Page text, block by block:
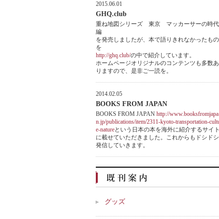
2015.06.01
GHQ.club
重ね地図シリーズ 東京 マッカーサーの時代
編
を発売しましたが、本で語りきれなかったもの
を
http://ghq.club/の中で紹介しています。
ホームページオリジナルのコンテンツも多数あ
りますので、是非ご一読を。
2014.02.05
BOOKS FROM JAPAN
BOOKS FROM JAPAN http://www.booksfromjapa
n.jp/publications/item/2311-kyoto-transportation-
e-natureという日本の本を海外に紹介するサイ
に載せていただきました。これからもドシドシ
発信していきます。
グッズ